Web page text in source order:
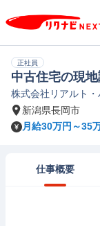
正社員
中古住宅の現
株式会社リアルト・
新潟県長岡市
月給30万円～35
仕事概要